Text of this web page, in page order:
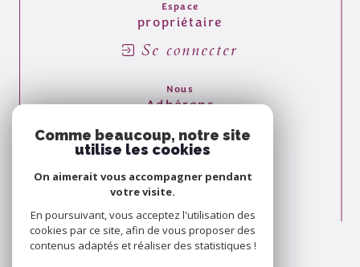
Espace
propriétaire
Se connecter
Nous
Adhérons
Comme beaucoup, notre site
utilise les cookies
On aimerait vous accompagner pendant
votre visite.
En poursuivant, vous acceptez l'utilisation des
cookies par ce site, afin de vous proposer des
contenus adaptés et réaliser des statistiques !